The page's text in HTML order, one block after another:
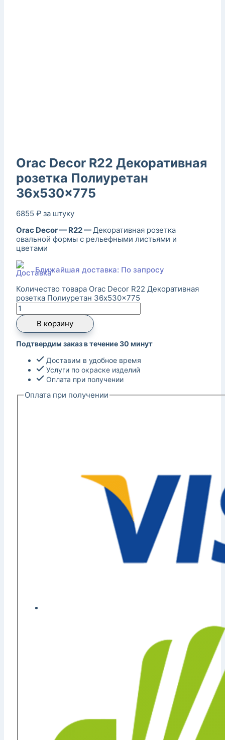
Orac Decor R22 Декоративная
розетка Полиуретан
36x530x775
6855 ₽ за штуку
Orac Decor — R22 — Декоративная розетка
овальной формы с рельефными листьями и
цветами
Ближайшая доставка: По запросу
Количество товара Orac Decor R22 Декоративная
розетка Полиуретан 36x530x775
В корзину
Подтвердим заказ в течение 30 минут
Доставим в удобное время
Услуги по окраске изделий
Оплата при получении
Оплата при получении